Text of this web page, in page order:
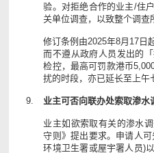
验。对拒绝合作的业主/住
关单位调查，以致整个调查
修订条例由2025年8月17日
而不遵从政府人员发出的
检控，最高可罚款港币
扰的时段，亦已延长至上午
业主可否向联办处索取渗水
业主如欲索取有关的渗水
守则》提出要求。申请人
环境卫生署或屋宇署人员)